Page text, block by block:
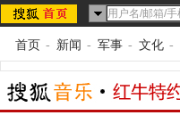
首页 - 新闻 - 军事 - 文化 -